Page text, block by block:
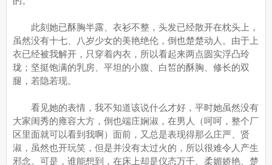
此刻她已酥胸半露、衣衫不整，头发已经散开在枕头上，
虽然没有十七、八岁少女的美艳绝伦，倒也楚楚动人。由于上
衣已经被我解开，只穿着内衣，所以看起来两点圆实浮凸玲
珑；坚挺饱满的乳房、平坦的小腹、白皙的酥胸、修长的双
腿，若隐若现。
看见她的表情，我不知道该说什么才好，平时她虽然没有
大家闺秀的雍容大方，倒也端庄娴淑，在男人（呵呵，整个厂
区里面就可以看到我啊）面前，又总是表现得那么庄严、贤
淑，虽然也开玩笑，但是并没有太过火的，所以很难令人产生
邪念。可是，谁能想到，在床上却是仪态万千、柔媚娇艳、楚